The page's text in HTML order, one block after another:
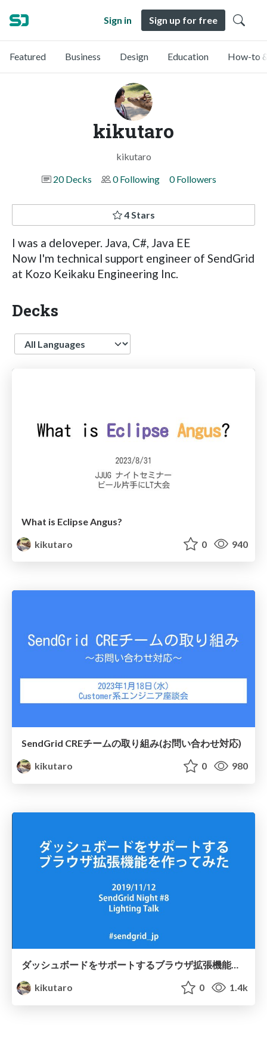
Sign in Sign up for free
Featured Business Design Education How-to
kikutaro
kikutaro
20 Decks
0 Following 0 Followers
4 Stars
I was a deloveper. Java, C#, Java EE
Now I'm technical support engineer of SendGrid
at Kozo Keikaku Engineering Inc.
Decks
Language
What is Eclipse Angus?
kikutaro
0 940
SendGrid CREチームの取り組み(お問い合わせ対応)
kikutaro
0 980
ダッシュボードをサポートするブラウザ拡張機能を作ってみた
kikutaro
0 1.4k